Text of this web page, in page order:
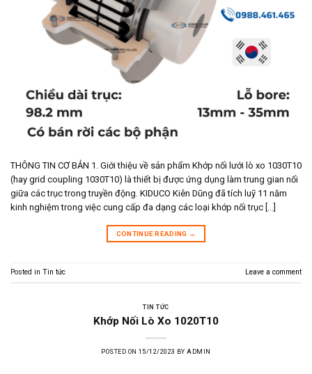
THÔNG TIN CƠ BẢN 1. Giới thiệu về sản phẩm Khớp nối lưới lò xo 1030T10
(hay grid coupling 1030T10) là thiết bị được ứng dụng làm trung gian nối
giữa các trục trong truyền động. KIDUCO Kiên Dũng đã tích luỹ 11 năm
kinh nghiệm trong việc cung cấp đa dạng các loại khớp nối trục […]
CONTINUE READING →
Posted in Tin tức Leave a comment
TIN TỨC
Khớp Nối Lò Xo 1020T10
POSTED ON 15/12/2023 BY ADMIN